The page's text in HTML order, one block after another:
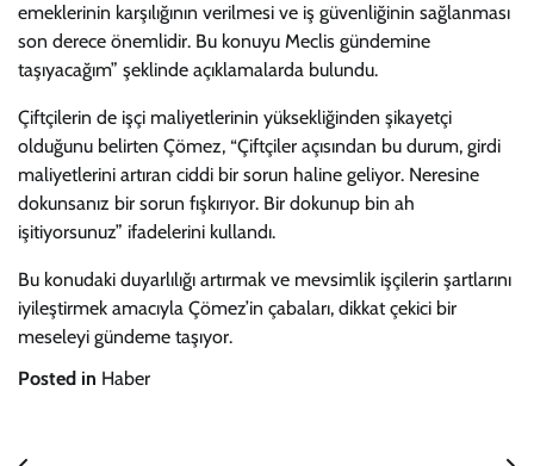
emeklerinin karşılığının verilmesi ve iş güvenliğinin sağlanması
son derece önemlidir. Bu konuyu Meclis gündemine
taşıyacağım” şeklinde açıklamalarda bulundu.
Çiftçilerin de işçi maliyetlerinin yüksekliğinden şikayetçi
olduğunu belirten Çömez, “Çiftçiler açısından bu durum, girdi
maliyetlerini artıran ciddi bir sorun haline geliyor. Neresine
dokunsanız bir sorun fışkırıyor. Bir dokunup bin ah
işitiyorsunuz” ifadelerini kullandı.
Bu konudaki duyarlılığı artırmak ve mevsimlik işçilerin şartlarını
iyileştirmek amacıyla Çömez’in çabaları, dikkat çekici bir
meseleyi gündeme taşıyor.
Posted in Haber